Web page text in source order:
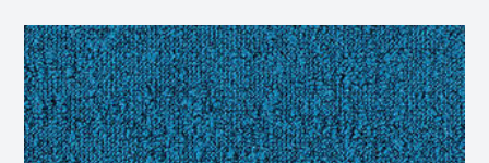
heeft
meerdere
variaties.
Deze